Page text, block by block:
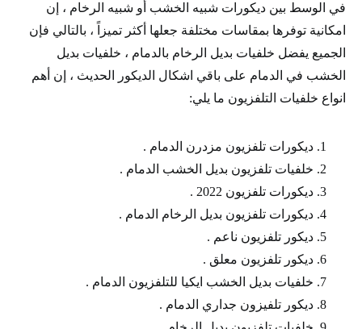
في الوسط بين ديكورات شبيه الخشب أو شبيه الرخام ، إن
امكانية توفرها بمقاسات مختلفة جعلها أكثر تميزاً ، بالتالي فإن
الجميع يفضل خلفيات بديل الرخام بالدمام ، خلفيات بديل
الخشب في الدمام على باقي اشكال الديكور الحديث ، إن أهم
انواع خلفيات التلفزيون ما يلي:
ديكورات تلفزيون مزدرن الدمام .
خلفيات تلفزيون بديل الخشب الدمام .
ديكورات تلفزيون 2022 .
ديكورات تلفزيون بديل الرخام الدمام .
ديكور تلفزيون ناعم .
ديكور تلفزيون معلق .
خلفيات بديل الخشب ايكيا للتلفزيون الدمام .
ديكور تلفيزون جداري الدمام .